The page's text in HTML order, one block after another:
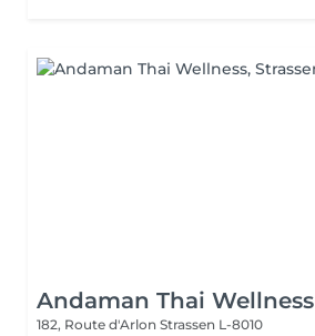
Andaman Thai Wellness
182, Route d'Arlon Strassen L-8010